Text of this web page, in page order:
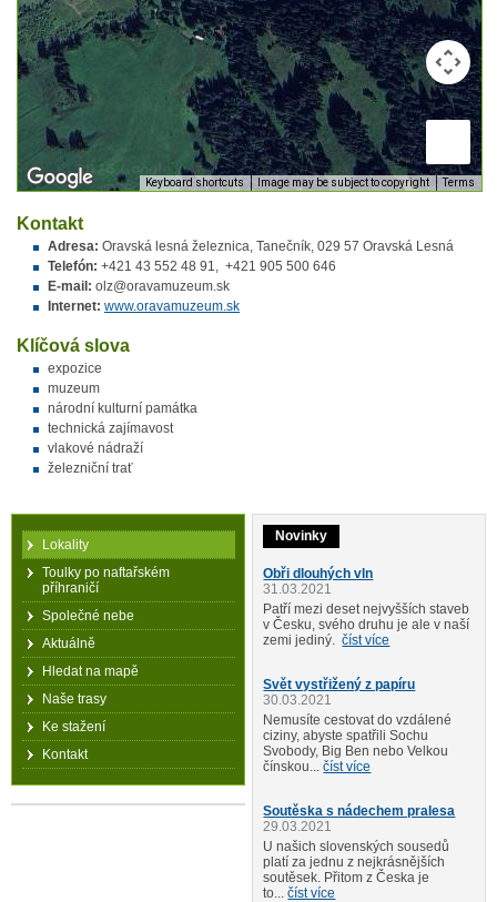
Keyboard shortcuts Image may be subject to copyright Terms
Kontakt
Adresa: Oravská lesná železnica, Tanečník, 029 57 Oravská Lesná
Telefón: +421 43 552 48 91, +421 905 500 646
E-mail: olz@oravamuzeum.sk
Internet: www.oravamuzeum.sk
Klíčová slova
expozice
muzeum
národní kulturní památka
technická zajímavost
vlakové nádraží
železniční trať
Novinky
Obři dlouhých vln
31.03.2021
Patří mezi deset nejvyšších staveb
v Česku, svého druhu je ale v naší
zemi jediný.číst více
Svět vystřižený z papíru
30.03.2021
Nemusíte cestovat do vzdálené
ciziny, abyste spatřili Sochu
Svobody, Big Ben nebo Velkou
čínskou...číst více
Soutěska s nádechem pralesa
29.03.2021
U našich slovenských sousedů
platí za jednu z nejkrásnějších
soutěsek. Přitom z Česka je
to...číst více
Lokality
Toulky po naftařském
příhraničí
Společné nebe
Aktuálně
Hledat na mapě
Naše trasy
Ke stažení
Kontakt